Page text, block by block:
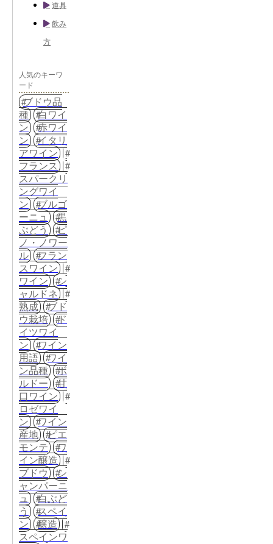
道具
飲み
方
人気のキーワ
ード
ブドウ品
種
白ワイ
ン
赤ワイ
ン
イタリ
アワイン
フランス
スパークリ
ングワイ
ン
ブルゴ
ーニュ
黒
ぶどう
ピ
ノ・ノワー
ル
フラン
スワイン
ワイン
シ
ャルドネ
熟成
ブド
ウ栽培
ド
イツワイ
ン
ワイン
用語
ワイ
ン品種
ボ
ルドー
甘
口ワイン
ロゼワイ
ン
ワイン
産地
ピエ
モンテ
ワ
イン醸造
ブドウ
シ
ャンパーニ
ュ
白ぶど
う
スペイ
ン
醸造
スペインワ